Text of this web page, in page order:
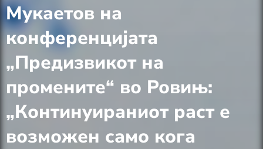
Мукаетов на
конференцијата
„Предизвикот на
промените“ во Ровињ:
„Континуираниот раст е
возможен само кога